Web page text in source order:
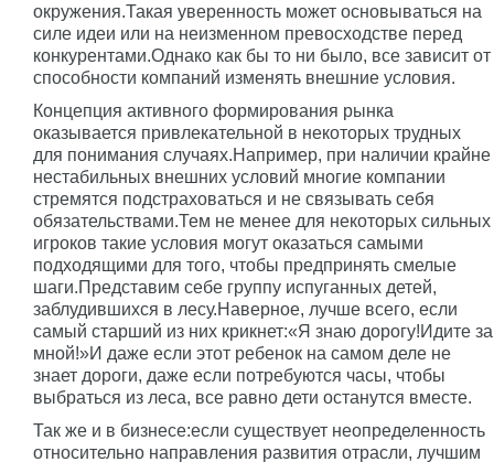
окружения.Такая уверенность может основываться на
силе идеи или на неизменном превосходстве перед
конкурентами.Однако как бы то ни было, все зависит от
способности компаний изменять внешние условия.
Концепция активного формирования рынка
оказывается привлекательной в некоторых трудных
для понимания случаях.Например, при наличии крайне
нестабильных внешних условий многие компании
стремятся подстраховаться и не связывать себя
обязательствами.Тем не менее для некоторых сильных
игроков такие условия могут оказаться самыми
подходящими для того, чтобы предпринять смелые
шаги.Представим себе группу испуганных детей,
заблудившихся в лесу.Наверное, лучше всего, если
самый старший из них крикнет:«Я знаю дорогу!Идите за
мной!»И даже если этот ребенок на самом деле не
знает дороги, даже если потребуются часы, чтобы
выбраться из леса, все равно дети останутся вместе.
Так же и в бизнесе:если существует неопределенность
относительно направления развития отрасли, лучшим